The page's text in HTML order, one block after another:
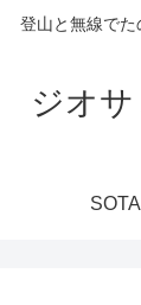
登山と無線で
ジオ
SOTA